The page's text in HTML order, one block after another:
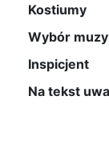
Kostiumy
Wybór
Inspicjent
Na tekst